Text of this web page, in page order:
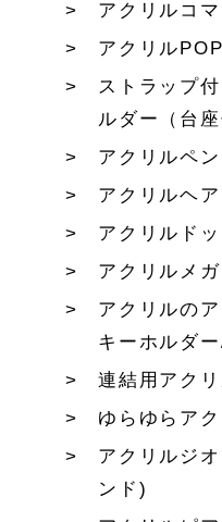
アクリルコマ
アクリル
ストラップ
ルダー（台座
アクリルペ
アクリルヘ
アクリルド
アクリルメ
アクリルの
キーホルダ
連結用アク
ゆらゆらア
アクリルジ
ンド)